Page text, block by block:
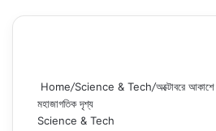
Home/Science & Tech/অক্টোবরে
মহাজাগতিক দৃশ্য
Science & Tech